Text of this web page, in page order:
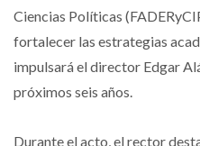
Ciencias Políticas
fortalecer las estrategias
impulsará el director Edgar
próximos seis años.
Durante el acto, el rector